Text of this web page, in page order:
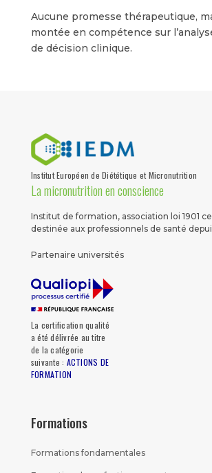
Aucune promesse thérapeutique,
montée en compétence sur
de décision clinique.
Institut Européen de Diététique et Micronutrition
La micronutrition en conscience
Institut de formation, association loi 1901
destinée aux professionnels de santé
Partenaire universités
La certification qualité
a été délivrée au titre
de la catégorie
suivante : ACTIONS DE
FORMATION
Formations
Formations fondamentales